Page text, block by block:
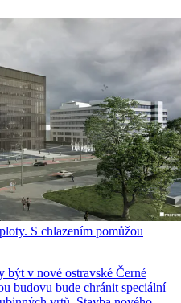
S chlazením pomůžou
být v nové ostravské Černé
budovu bude chránit speciální